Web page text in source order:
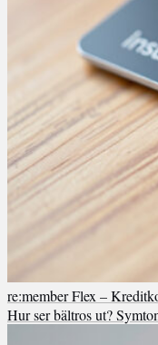
re:member Flex –
Hur ser bältros ut?